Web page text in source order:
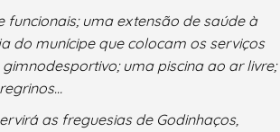
funcionais; uma extensão de saúde à
do munícipe que colocam os serviços
uma piscina ao ar livre;
as freguesias de Godinhaços,